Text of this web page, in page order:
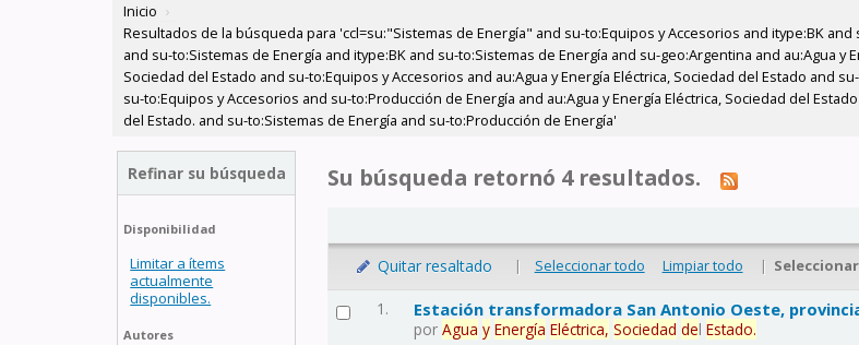
Inicio ›
Resultados de la búsqueda para 'ccl=su:"Sistemas de Energía" and su-to:Equipos y Accesorios and itype:BK and
and su-to:Sistemas de Energía and itype:BK and su-to:Sistemas de Energía and su-geo:Argentina and au:Agua y
Sociedad del Estado and su-to:Equipos y Accesorios and au:Agua y Energía Eléctrica, Sociedad del Estado and
su-to:Equipos y Accesorios and su-to:Producción de Energía and au:Agua y Energía Eléctrica, Sociedad del
del Estado. and su-to:Sistemas de Energía and su-to:Producción de Energía'
Refinar su búsqueda
Disponibilidad
Limitar a ítems
actualmente
disponibles.
Autores
Su búsqueda retornó 4 resultados.
Quitar resaltado | Seleccionar todo Limpiar todo |
1. Estación transformadora San Antonio Oeste,
porAgua y Energía Eléctrica, Sociedad delEstado.